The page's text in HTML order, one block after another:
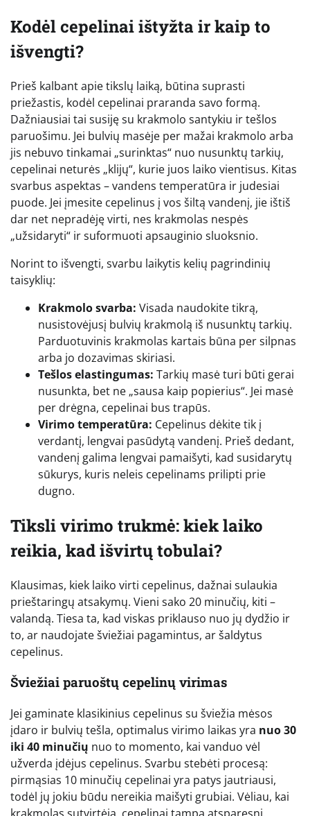
Kodėl cepelinai ištyžta ir kaip to
išvengti?
Prieš kalbant apie tikslų laiką, būtina suprasti
priežastis, kodėl cepelinai praranda savo formą.
Dažniausiai tai susiję su krakmolo santykiu ir tešlos
paruošimu. Jei bulvių masėje per mažai krakmolo arba
jis nebuvo tinkamai „surinktas“ nuo nusunktų tarkių,
cepelinai neturės „klijų“, kurie juos laiko vientisus. Kitas
svarbus aspektas – vandens temperatūra ir judesiai
puode. Jei įmesite cepelinus į vos šiltą vandenį, jie ištiš
dar net nepradėję virti, nes krakmolas nespės
„užsidaryti“ ir suformuoti apsauginio sluoksnio.
Norint to išvengti, svarbu laikytis kelių pagrindinių
taisyklių:
Krakmolo svarba: Visada naudokite tikrą,
nusistovėjusį bulvių krakmolą iš nusunktų tarkių.
Parduotuvinis krakmolas kartais būna per silpnas
arba jo dozavimas skiriasi.
Tešlos elastingumas: Tarkių masė turi būti gerai
nusunkta, bet ne „sausa kaip popierius“. Jei masė
per drėgna, cepelinai bus trapūs.
Virimo temperatūra: Cepelinus dėkite tik į
verdantį, lengvai pasūdytą vandenį. Prieš dedant,
vandenį galima lengvai pamaišyti, kad susidarytų
sūkurys, kuris neleis cepelinams prilipti prie
dugno.
Tiksli virimo trukmė: kiek laiko
reikia, kad išvirtų tobulai?
Klausimas, kiek laiko virti cepelinus, dažnai sulaukia
prieštaringų atsakymų. Vieni sako 20 minučių, kiti –
valandą. Tiesa ta, kad viskas priklauso nuo jų dydžio ir
to, ar naudojate šviežiai pagamintus, ar šaldytus
cepelinus.
Šviežiai paruoštų cepelinų virimas
Jei gaminate klasikinius cepelinus su šviežia mėsos
įdaro ir bulvių tešla, optimalus virimo laikas yra nuo 30
iki 40 minučių nuo to momento, kai vanduo vėl
užverda įdėjus cepelinus. Svarbu stebėti procesą:
pirmąsias 10 minučių cepelinai yra patys jautriausi,
todėl jų jokiu būdu nereikia maišyti grubiai. Vėliau, kai